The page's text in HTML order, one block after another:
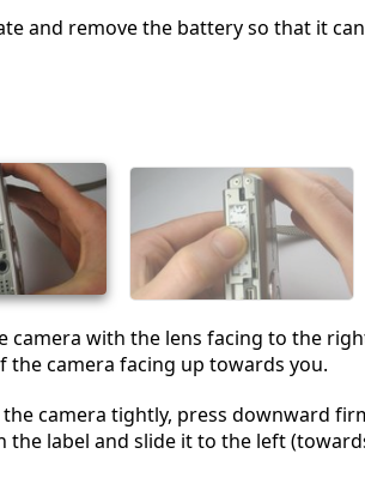
and remove the battery so that it
camera with the lens facing to the
the camera facing up towards you.
camera tightly, press downward
the label and slide it to the left